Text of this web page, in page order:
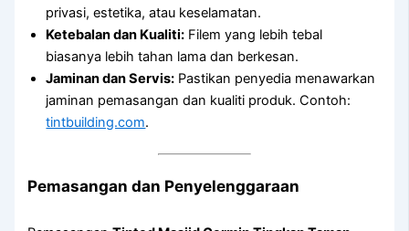
privasi, estetika, atau keselamatan.
Ketebalan dan Kualiti: Filem yang lebih tebal
biasanya lebih tahan lama dan berkesan.
Jaminan dan Servis: Pastikan penyedia menawarkan
jaminan pemasangan dan kualiti produk. Contoh:
tintbuilding.com.
Pemasangan dan Penyelenggaraan